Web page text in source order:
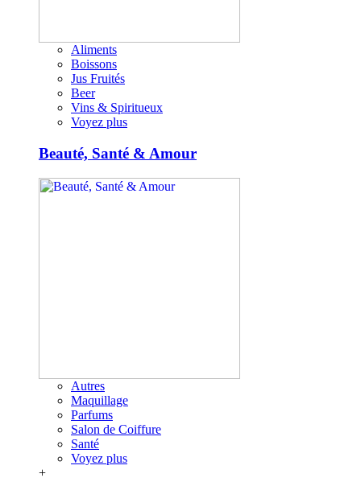
Aliments
Boissons
Jus Fruités
Beer
Vins & Spiritueux
Voyez plus
Beauté, Santé & Amour
Autres
Maquillage
Parfums
Salon de Coiffure
Santé
Voyez plus
+